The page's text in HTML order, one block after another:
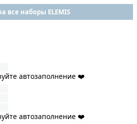
все наборы ELEMIS
автозаполнение ❤️
автозаполнение ❤️